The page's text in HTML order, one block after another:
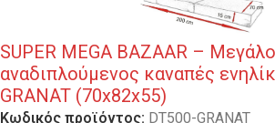
SUPER MEGA BAZAAR –
αναδιπλούμενος καναπές
GRANAT (70x82x55)
Κωδικός προϊόντος: DT500-GRANAT